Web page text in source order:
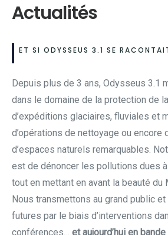
Actualités
ET SI ODYSSEUS 3.1 SE
Depuis plus de 3 ans, Odysseus 3.1
dans le domaine de la protection de
d’expéditions glaciaires, fluviales et
d’opérations de nettoyage ou encore
d’espaces naturels remarquables.
est de dénoncer les pollutions dues à
tout en mettant en avant la beauté du
Nous transmettons au grand public
futures par le biais d’interventions
conférences… et aujourd’hui en